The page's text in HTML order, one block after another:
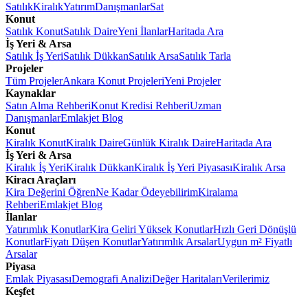
SatılıkKiralıkYatırımDanışmanlarSat
Konut
Satılık KonutSatılık DaireYeni İlanlarHaritada Ara
İş Yeri & Arsa
Satılık İş YeriSatılık DükkanSatılık ArsaSatılık Tarla
Projeler
Tüm ProjelerAnkara Konut ProjeleriYeni Projeler
Kaynaklar
Satın Alma RehberiKonut Kredisi RehberiUzman
DanışmanlarEmlakjet Blog
Konut
Kiralık KonutKiralık DaireGünlük Kiralık DaireHaritada Ara
İş Yeri & Arsa
Kiralık İş YeriKiralık DükkanKiralık İş Yeri PiyasasıKiralık Arsa
Kiracı Araçları
Kira Değerini ÖğrenNe Kadar ÖdeyebilirimKiralama
RehberiEmlakjet Blog
İlanlar
Yatırımlık KonutlarKira Geliri Yüksek KonutlarHızlı Geri Dönüşlü
KonutlarFiyatı Düşen KonutlarYatırımlık ArsalarUygun m² Fiyatlı
Arsalar
Piyasa
Emlak PiyasasıDemografi AnaliziDeğer HaritalarıVerilerimiz
Keşfet